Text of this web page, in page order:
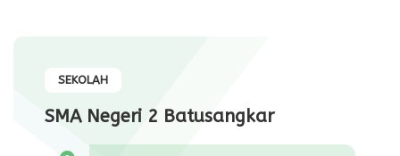
SEKOLAH
SMA Negeri 2 Batusangkar